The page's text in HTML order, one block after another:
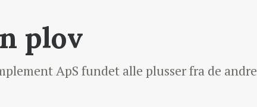
plov
ApS fundet alle plusser fra de andre